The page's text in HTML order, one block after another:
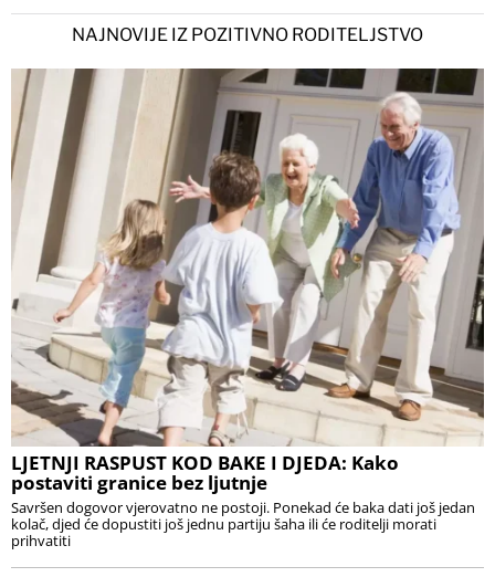
NAJNOVIJE IZ POZITIVNO RODITELJSTVO
LJETNJI RASPUST KOD BAKE I DJEDA: Kako
postaviti granice bez ljutnje
Savršen dogovor vjerovatno ne postoji. Ponekad će baka dati još jedan
kolač, djed će dopustiti još jednu partiju šaha ili će roditelji morati
prihvatiti